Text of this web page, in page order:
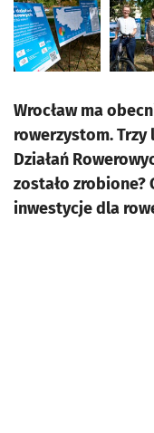
Wrocław ma
rowerzystom. Trzy
Działań
zostało zrobione?
inwestycje dla